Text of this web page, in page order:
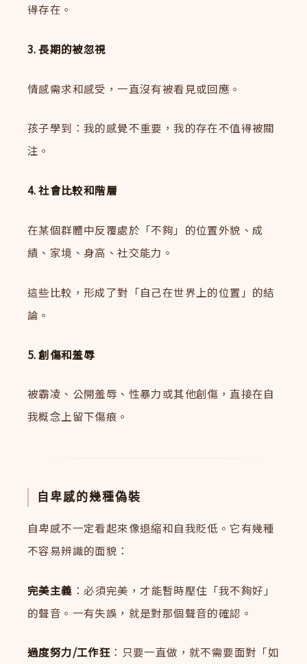
得存在。
3. 長期的被忽視
情感需求和感受，一直沒有被看見或回應。
孩子學到：我的感覺不重要，我的存在不值得被關
注。
4. 社會比較和階層
在某個群體中反覆處於「不夠」的位置外貌、成
績、家境、身高、社交能力。
這些比較，形成了對「自己在世界上的位置」的結
論。
5. 創傷和羞辱
被霸凌、公開羞辱、性暴力或其他創傷，直接在自
我概念上留下傷痕。
自卑感的幾種偽裝
自卑感不一定看起來像退縮和自我貶低。它有幾種
不容易辨識的面貌：
完美主義 ：必須完美，才能暫時壓住「我不夠好」
的聲音。一有失誤，就是對那個聲音的確認。
過度努力/工作狂 ：只要一直做，就不需要面對「如